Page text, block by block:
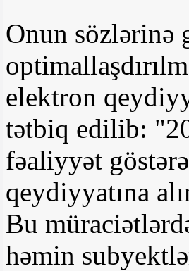
Onun sözlərinə
elektron
tətbiq edilib:
fəaliyyət
qeydiyyatına
Bu
həmin